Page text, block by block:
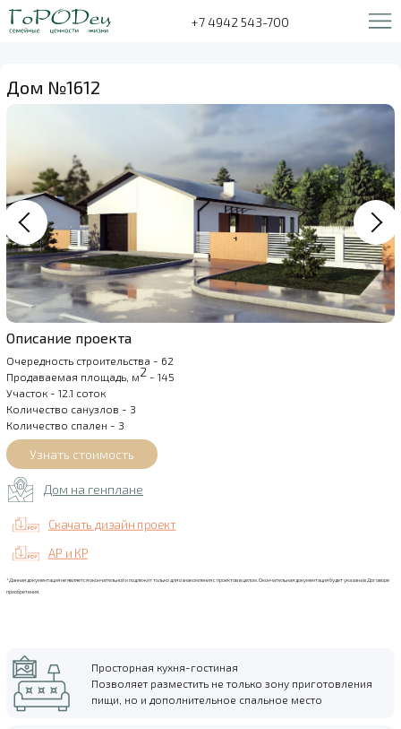
+7 4942 543-700
Дом №1612
Описание проекта
Очередность строительства - 62
Продаваемая площадь, м2 - 145
Участок - 12.1 соток
Количество санузлов - 3
Количество спален - 3
Дом на генплане
Скачать дизайн проект
АР и КР
*Данная документация не является окончательной и подлежит только для ознакомления с проектов в целом. Окончательная документация будет указана в Договоре
приобретения.
Просторная кухня-гостиная
Позволяет разместить не только зону приготовления
пищи, но и дополнительное спальное место